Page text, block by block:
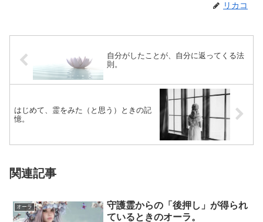
リカコ
自分がしたことが、自分に返ってくる法
則。
はじめて、霊をみた（と思う）ときの記
憶。
関連記事
オーラ
守護霊からの「後押し」が得られ
ているときのオーラ。